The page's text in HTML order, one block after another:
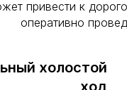
привести к
оперативно
холостой
ход